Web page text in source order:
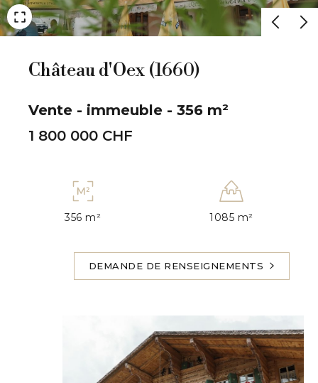
Château d'Oex (1660)
Vente - immeuble - 356 m²
1 800 000 CHF
356 m² 1085 m²
DEMANDE DE RENSEIGNEMENTS